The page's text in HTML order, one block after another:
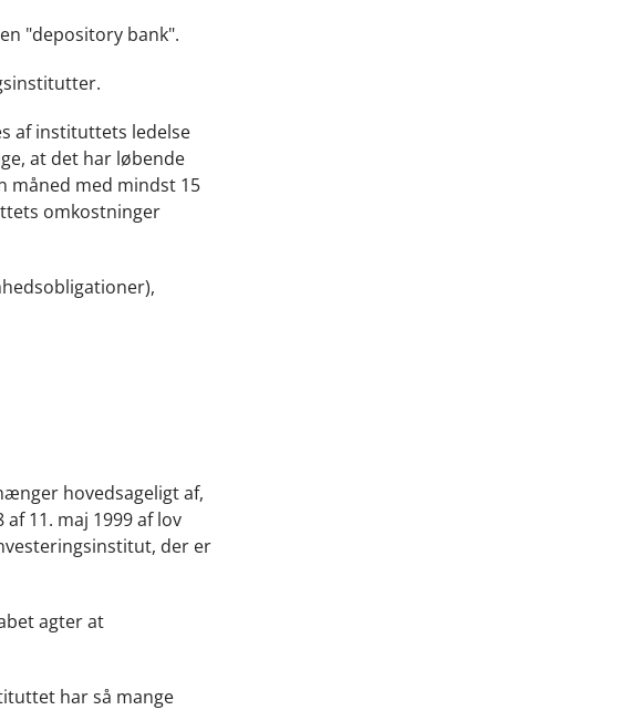
"depository bank".
af instituttets ledelse
at det har løbende
måned med mindst 15
omkostninger
hovedsageligt af,
11. maj 1999 af lov
der er
agter at
har så mange